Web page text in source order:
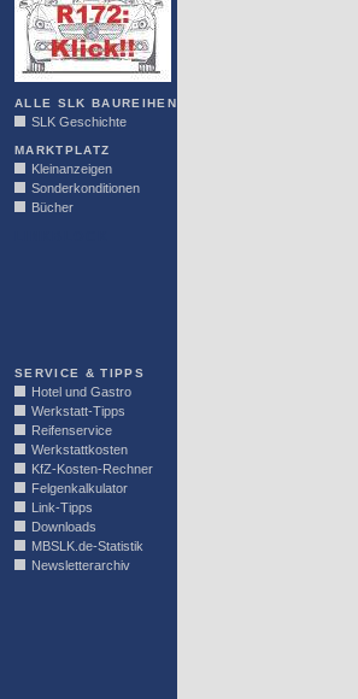
ALLE SLK BAUREIHEN
SLK Geschichte
MARKTPLATZ
Kleinanzeigen
Sonderkonditionen
Bücher
SERVICE & TIPPS
Hotel und Gastro
Werkstatt-Tipps
Reifenservice
Werkstattkosten
KfZ-Kosten-Rechner
Felgenkalkulator
Link-Tipps
Downloads
MBSLK.de-Statistik
Newsletterarchiv